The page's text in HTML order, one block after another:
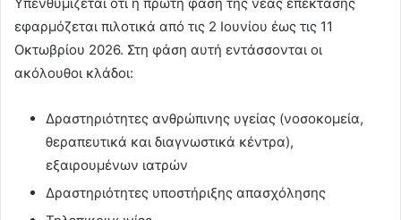
Υπενθυμίζεται ότι η πρώτη φάση της νέας επέκτασης
εφαρμόζεται πιλοτικά από τις 2 Ιουνίου έως τις 11
Οκτωβρίου 2026. Στη φάση αυτή εντάσσονται οι
ακόλουθοι κλάδοι:
Δραστηριότητες ανθρώπινης υγείας (νοσοκομεία,
θεραπευτικά και διαγνωστικά κέντρα),
εξαιρουμένων ιατρών
Δραστηριότητες υποστήριξης απασχόλησης